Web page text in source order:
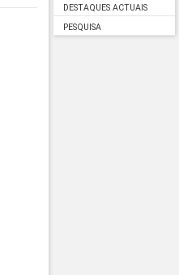
DESTAQUES ACTUAIS
PESQUISA